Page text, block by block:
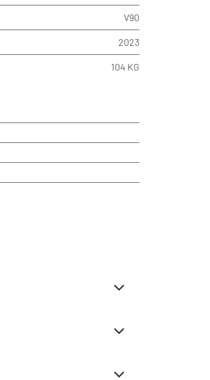
V90
2023
104 KG